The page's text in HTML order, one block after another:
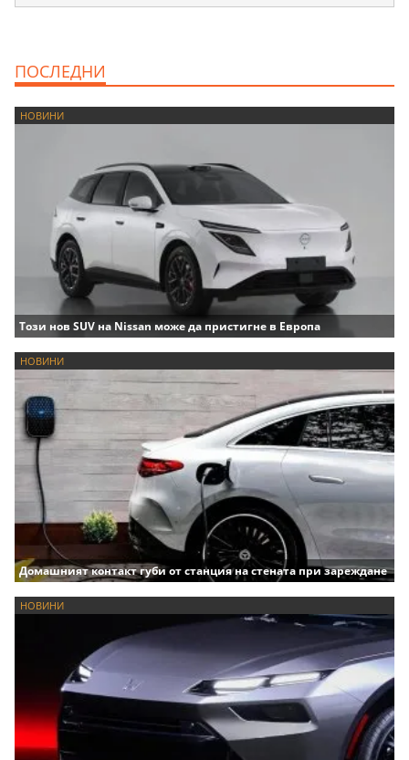
ПОСЛЕДНИ
НОВИНИ
Този нов SUV на Nissan може да пристигне в Европа
НОВИНИ
Домашният контакт губи от станция на стената при зареждане
НОВИНИ